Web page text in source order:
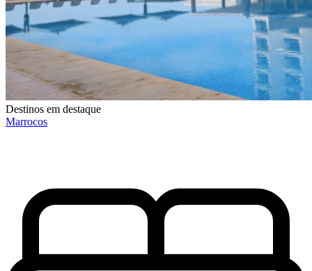
Destinos em destaque
Marrocos